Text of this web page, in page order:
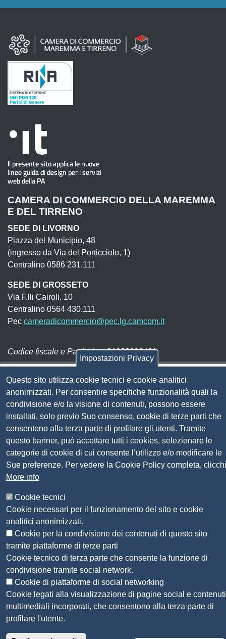
CAMERA DI COMMERCIO DELLA MAREMMA
E DEL TIRRENO
SEDE DI LIVORNO
Piazza del Municipio, 48
(ingresso da Via del Porticciolo, 1)
Centralino 0586 231.111
SEDE DI GROSSETO
Via F.lli Cairoli, 10
Centralino 0564 430.111
Pec cameradicommercio@pec.lg.camcom.it
Codice fiscale e Partita Iva:01838690491
Codice univoco fatturazione elettronica:
UFN1JE
Pagare con PagoPA
Seguici su
Sito web
Amministrazione trasparente
Mappa del sito
Privacy
Social Media Policy
Dichiarazione di accessibilità
Feedback accessibilità
Siti tematici: Maremma e Tirreno Itinerari
© 2026 CAMERA DI COMMERCIO DELLA
MAREMMA E DEL TIRRENO
Impostazioni Privacy
Questo sito utilizza cookie tecnici e cookie analitici
anonimizzati. Per consentire specifiche funzionalità quali la
condivisione e/o la visione di contenuti, possono essere
installati, solo previo Suo consenso, cookie di terze parti che
consentono alla terza parte di profilare gli utenti. Tramite
questo banner, può accettare tutti i cookies, selezionare le
categorie di cookie di cui consente l’utilizzo e/o modificare le
Sue preferenze. Per vedere la Cookie Policy completa, clicchi
More info
Cookie tecnici
Cookie necessari per il funzionamento del sito e cookie
analitici anonimizzati.
Cookie per la condivisione dei contenuti di questo sito
tramite piattaforme di terze parti
Cookie tecnico di terza parte che consente la funzione di
condivisione tramite social network.
Cookie di piattaforme di social networking
Cookie legati alla visualizzazione di pagine social e contenuti
multimediali incorporati, che consentono alla terza parte di
profilare l'utente.